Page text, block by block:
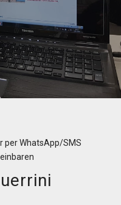
per WhatsApp/SMS